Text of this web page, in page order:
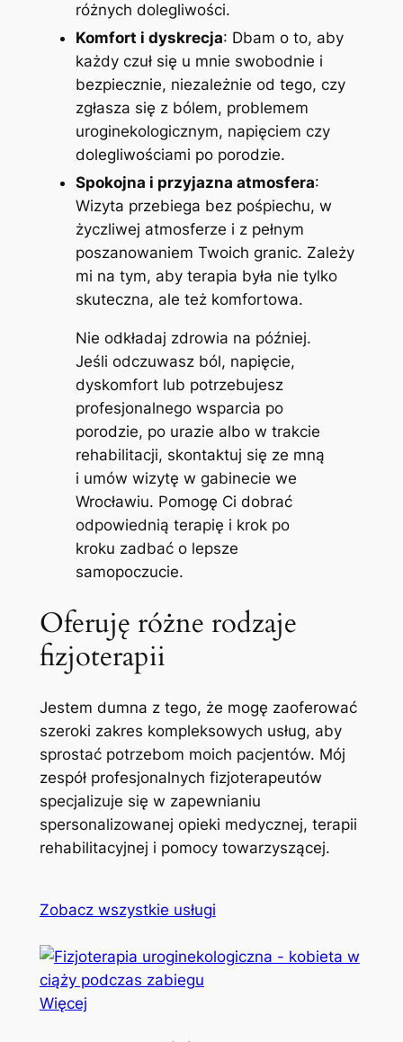
różnych dolegliwości.
Komfort i dyskrecja: Dbam o to, aby
każdy czuł się u mnie swobodnie i
bezpiecznie, niezależnie od tego, czy
zgłasza się z bólem, problemem
uroginekologicznym, napięciem czy
dolegliwościami po porodzie.
Spokojna i przyjazna atmosfera:
Wizyta przebiega bez pośpiechu, w
życzliwej atmosferze i z pełnym
poszanowaniem Twoich granic. Zależy
mi na tym, aby terapia była nie tylko
skuteczna, ale też komfortowa.
Nie odkładaj zdrowia na później.
Jeśli odczuwasz ból, napięcie,
dyskomfort lub potrzebujesz
profesjonalnego wsparcia po
porodzie, po urazie albo w trakcie
rehabilitacji, skontaktuj się ze mną
i umów wizytę w gabinecie we
Wrocławiu. Pomogę Ci dobrać
odpowiednią terapię i krok po
kroku zadbać o lepsze
samopoczucie.
Oferuję różne rodzaje
fizjoterapii
Jestem dumna z tego, że mogę zaoferować
szeroki zakres kompleksowych usług, aby
sprostać potrzebom moich pacjentów. Mój
zespół profesjonalnych fizjoterapeutów
specjalizuje się w zapewnianiu
spersonalizowanej opieki medycznej, terapii
rehabilitacyjnej i pomocy towarzyszącej.
Zobacz wszystkie usługi
Więcej